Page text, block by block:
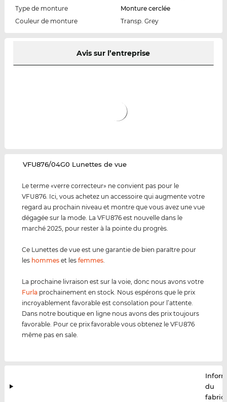
Type de monture
Monture cerclée
Couleur de monture
Transp. Grey
Avis sur l’entreprise
‌VFU876/04G0 Lunettes de vue
Le terme «verre correcteur» ne convient pas pour le
VFU876. Ici, vous achetez un accessoire qui augmente votre
regard au prochain niveau et montre que vous avez une vue
dégagée sur la mode. La VFU876 est nouvelle dans le
marché 2025, pour rester à la pointe du progrès.
Ce Lunettes de vue est une garantie de bien paraître pour
les hommes et lesfemmes
La prochaine livraison est sur la voie, donc nous avons votre
Furla prochainement en stock. Nous espérons que le prix
incroyablement favorable est consolation pour l’attente.
Dans notre boutique en ligne nous avons des prix toujours
favorable. Pour ce prix favorable vous obtenez le VFU876
même pas en sale.
du